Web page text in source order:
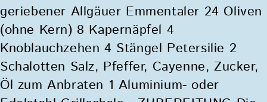
geriebener Allgäuer Emmentaler 24 Oliven
(ohne Kern) 8 Kapernäpfel 4
Knoblauchzehen 4 Stängel Petersilie 2
Schalotten Salz, Pfeffer, Cayenne, Zucker,
Öl zum Anbraten 1 Aluminium- oder